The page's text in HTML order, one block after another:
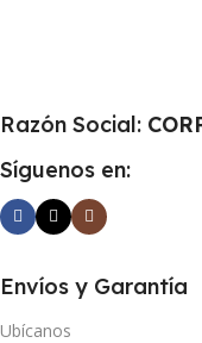
Razón Social:
Síguenos en:
Envíos y Garantía
Ubícanos